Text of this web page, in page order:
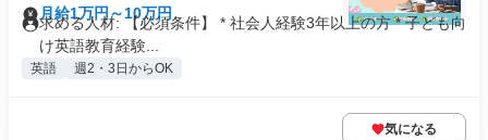
月給1万円～10万円
求める人材: 【必須条件】 * 社会人経験3年以上の方 * 子ども向
け英語教育経験...
英語 週2・3日からOK
気になる